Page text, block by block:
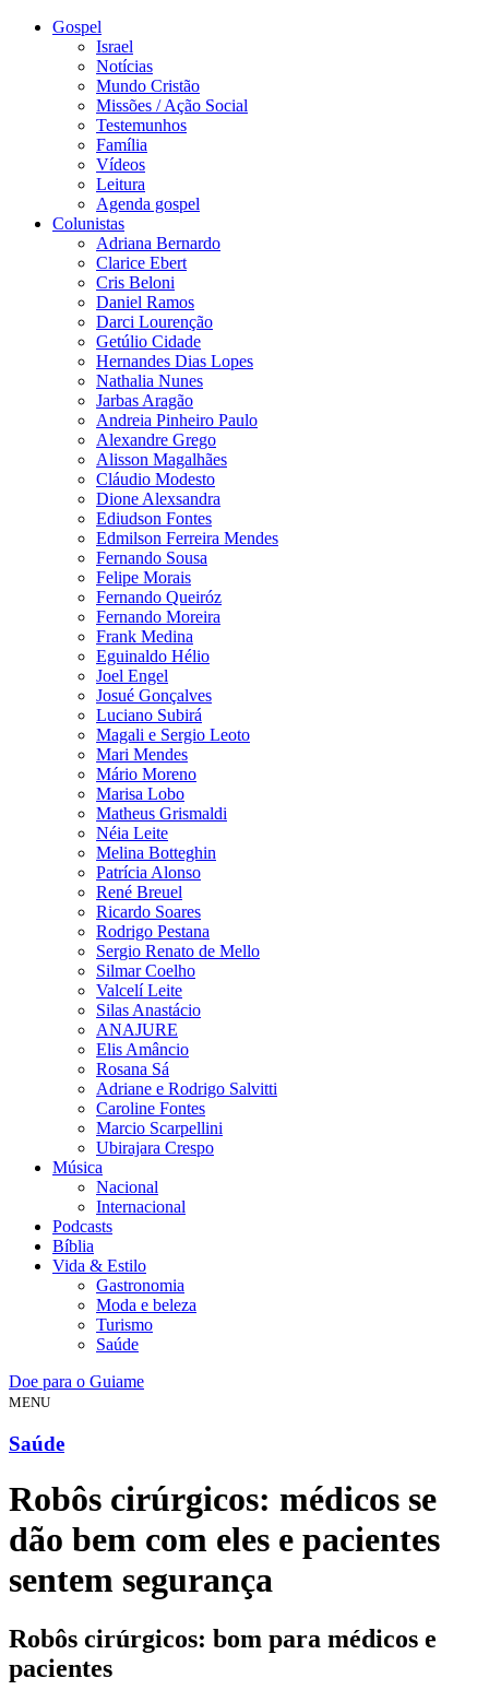
Gospel
Israel
Notícias
Mundo Cristão
Missões / Ação Social
Testemunhos
Família
Vídeos
Leitura
Agenda gospel
Colunistas
Adriana Bernardo
Clarice Ebert
Cris Beloni
Daniel Ramos
Darci Lourenção
Getúlio Cidade
Hernandes Dias Lopes
Nathalia Nunes
Jarbas Aragão
Andreia Pinheiro Paulo
Alexandre Grego
Alisson Magalhães
Cláudio Modesto
Dione Alexsandra
Ediudson Fontes
Edmilson Ferreira Mendes
Fernando Sousa
Felipe Morais
Fernando Queiróz
Fernando Moreira
Frank Medina
Eguinaldo Hélio
Joel Engel
Josué Gonçalves
Luciano Subirá
Magali e Sergio Leoto
Mari Mendes
Mário Moreno
Marisa Lobo
Matheus Grismaldi
Néia Leite
Melina Botteghin
Patrícia Alonso
René Breuel
Ricardo Soares
Rodrigo Pestana
Sergio Renato de Mello
Silmar Coelho
Valcelí Leite
Silas Anastácio
ANAJURE
Elis Amâncio
Rosana Sá
Adriane e Rodrigo Salvitti
Caroline Fontes
Marcio Scarpellini
Ubirajara Crespo
Música
Nacional
Internacional
Podcasts
Bíblia
Vida & Estilo
Gastronomia
Moda e beleza
Turismo
Saúde
Doe para o Guiame
MENU
Saúde
Robôs cirúrgicos: médicos se
dão bem com eles e pacientes
sentem segurança
Robôs cirúrgicos: bom para médicos e
pacientes